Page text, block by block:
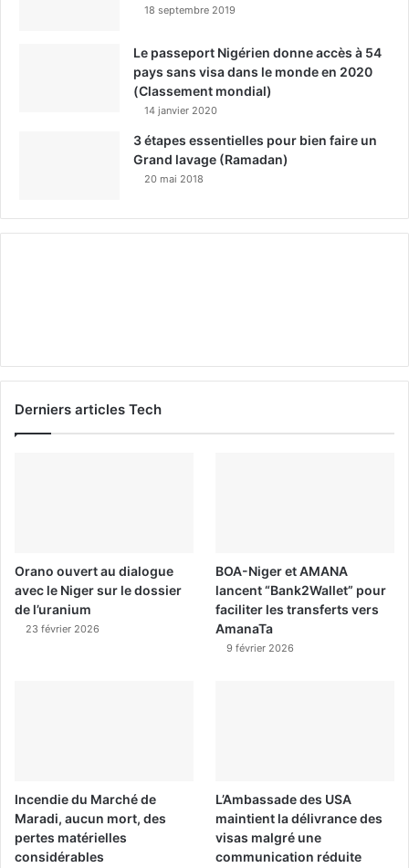
18 septembre 2019
Le passeport Nigérien donne accès à 54
pays sans visa dans le monde en 2020
(Classement mondial)
14 janvier 2020
3 étapes essentielles pour bien faire un
Grand lavage (Ramadan)
20 mai 2018
Derniers articles Tech
Orano ouvert au dialogue
avec le Niger sur le dossier
de l’uranium
23 février 2026
BOA-Niger et AMANA
lancent “Bank2Wallet” pour
faciliter les transferts vers
AmanaTa
9 février 2026
Incendie du Marché de
Maradi, aucun mort, des
pertes matérielles
considérables
L’Ambassade des USA
maintient la délivrance des
visas malgré une
communication réduite